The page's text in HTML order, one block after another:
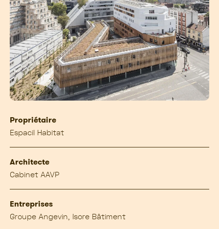
Propriétaire
Espacil Habitat
Architecte
Cabinet AAVP
Entreprises
Groupe Angevin, Isore Bâtiment